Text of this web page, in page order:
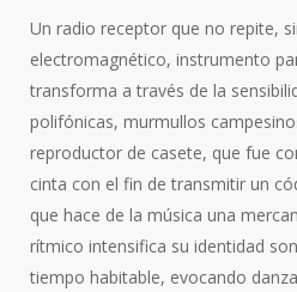
Un radio receptor que no repite,
electromagnético, instrumento
transforma a través de la
polifónicas, murmullos
reproductor de casete, que fue
cinta con el fin de transmitir un
que hace de la música una
rítmico intensifica su identidad
tiempo habitable, evocando